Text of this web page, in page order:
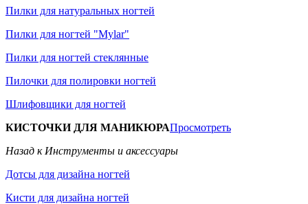
Пилки для натуральных ногтей
Пилки для ногтей "Mylar"
Пилки для ногтей стеклянные
Пилочки для полировки ногтей
Шлифовщики для ногтей
КИСТОЧКИ ДЛЯ МАНИКЮРАПросмотреть
Назад к Инструменты и аксессуары
Дотсы для дизайна ногтей
Кисти для дизайна ногтей